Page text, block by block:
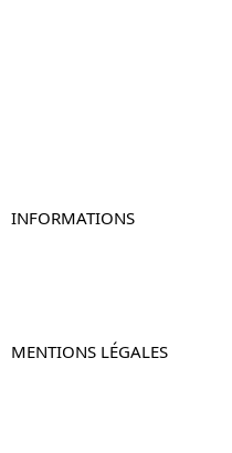
INFORMATIONS
MENTIONS LÉGALES